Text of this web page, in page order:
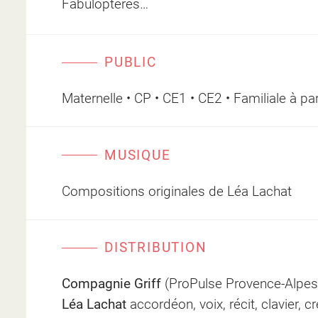
Fabuloptères…
PUBLIC
Maternelle • CP • CE1 • CE2 • Familiale à
MUSIQUE
Compositions originales de Léa Lachat
DISTRIBUTION
Compagnie Griff (ProPulse Provence-
Léa Lachat accordéon, voix, récit, clavier,